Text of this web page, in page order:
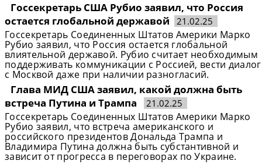
Госсекретарь США Рубио заявил, что Россия
остается глобальной державой
21.02.25
Госсекретарь Соединенных Штатов Америки Марко
Рубио заявил, что Россия остается глобальной
влиятельной державой. Рубио считает необходимым
поддерживать коммуникации с Россией, вести диалог
с Москвой даже при наличии разногласий.
Глава МИД США заявил, какой должна быть
встреча Путина и Трампа
21.02.25
Госсекретарь Соединенных Штатов Америки Марко
Рубио заявил, что встреча американского и
российского президентов Дональда Трампа и
Владимира Путина должна быть субстантивной и
зависит от прогресса в переговорах по Украине.